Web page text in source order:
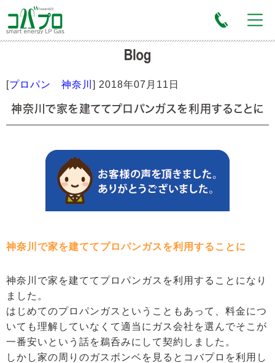
[プロパン 神奈川 ] 2018年07月11日
神奈川で家を建ててプロパンガスを利用することに
神奈川で家を建ててプロパンガスを利用することに
神奈川で家を建ててプロパンガスを利用することになり
ました。
はじめてのプロパンガスということもあって、料金につ
いても理解していなくて適当にガス会社を選んでそこが
一番安いという話を鵜呑みにして契約しました。
しかし家の周りのガスボンベを見るとコバプロを利用し